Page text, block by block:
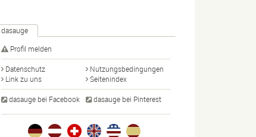
dasauge
Profil melden
Datenschutz
Nutzungsbedingungen
Link zu uns
Seitenindex
dasauge bei Facebook dasauge bei Pinterest